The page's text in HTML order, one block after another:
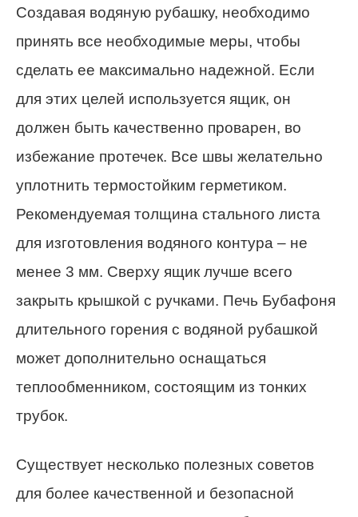
Создавая водяную рубашку, необходимо
принять все необходимые меры, чтобы
сделать ее максимально надежной. Если
для этих целей используется ящик, он
должен быть качественно проварен, во
избежание протечек. Все швы желательно
уплотнить термостойким герметиком.
Рекомендуемая толщина стального листа
для изготовления водяного контура – не
менее 3 мм. Сверху ящик лучше всего
закрыть крышкой с ручками. Печь Бубафоня
длительного горения с водяной рубашкой
может дополнительно оснащаться
теплообменником, состоящим из тонких
трубок.
Существует несколько полезных советов
для более качественной и безопасной